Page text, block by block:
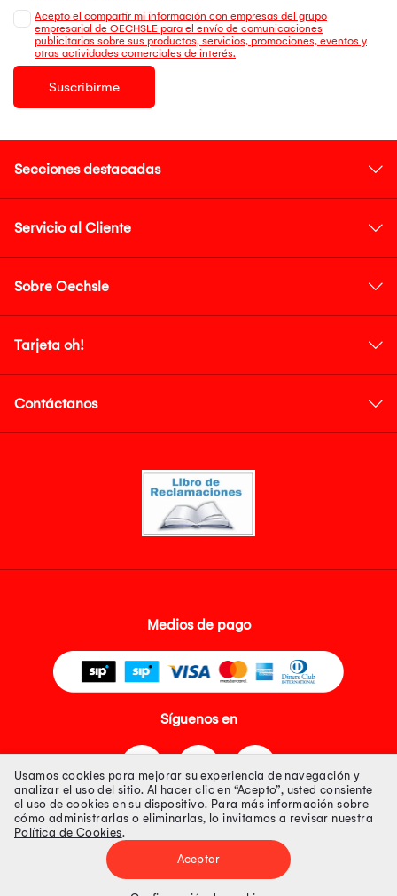
Acepto el compartir mi información con empresas del grupo
empresarial de OECHSLE para el envío de comunicaciones
publicitarias sobre sus productos, servicios, promociones, eventos y
otras actividades comerciales de interés.
Suscribirme
Secciones destacadas
Servicio al Cliente
Sobre Oechsle
Tarjeta oh!
Contáctanos
Medios de pago
Síguenos en
Tienda 100% Segura
Tiendas Peruanas S.A. R.U.C. Nº 20493020618. Todos los derechos
Usamos cookies para mejorar su experiencia de navegación y
analizar el uso del sitio. Al hacer clic en “Acepto”, usted consiente
el uso de cookies en su dispositivo. Para más información sobre
cómo administrarlas o eliminarlas, lo invitamos a revisar nuestra
Política de Cookies.
Aceptar